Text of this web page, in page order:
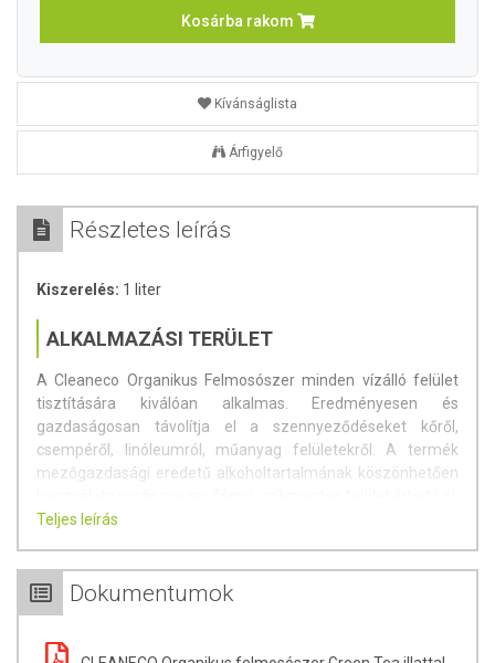
Kosárba rakom
Kívánságlista
Árfigyelő
Részletes leírás
Kiszerelés: 1 liter
ALKALMAZÁSI TERÜLET
A Cleaneco Organikus Felmosószer minden vízálló felület
tisztítására kiválóan alkalmas. Eredményesen és
gazdaságosan távolítja el a szennyeződéseket kőről,
csempéről, linóleumról, műanyag felületekről. A termék
mezőgazdasági eredetű alkoholtartalmának köszönhetően
A hozzáadott green tea herbal illat kellemes és tartós
minősítéssel rendelkeznek.
FELHASZNÁLÁSI JAVASLAT
A használathoz a szennyeződés mértékétől függően
Teljes leírás
Dokumentumok